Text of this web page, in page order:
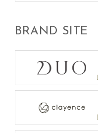
BRAND SITE